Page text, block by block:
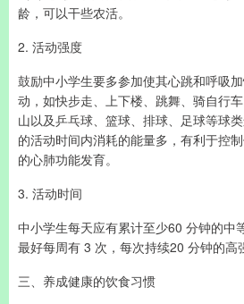
龄，可以干些农活。
2. 活动强度
鼓励中小学生要多参加使其心跳和呼吸
动，如快步走、上下楼、跳舞、骑自行
山以及乒乓球、篮球、排球、足球等球
的活动时间内消耗的能量多，有利于控
的心肺功能发育。
3. 活动时间
中小学生每天应有累计至少60 分钟的中
最好每周有 3 次，每次持续20 分钟的高
三、养成健康的饮食习惯